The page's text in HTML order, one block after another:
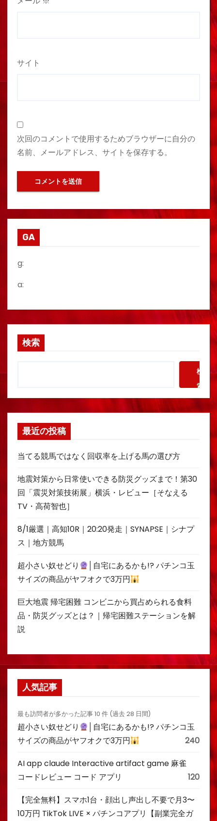
サイト
次回のコメントで使用するためブラウザーに自分の
名前、メールアドレス、サイトを保存する。
GA
g:
a:
検索
検
索
最近の投稿
当てる競馬ではなく回収率を上げる馬の選び方
地震対策から日常使いできる防災グッズまで！第30
回「震災対策技術展」横浜・レビュー［そなえる
TV・高荷智也］
8/1厳選｜高知10R｜20:20発走｜SYNAPSE｜シナプ
ス｜地方競馬
超小さい奴せどり
│自宅にあるかも!? パチンコ玉
サイズの商品がヤフオクで3万円
巨大地震 帰宅困難 コンビニから買占められる食料
品・防災グッズとは？｜帰宅困難ステーションを解
説
人気記事
最も訪問者が多かった記事 10 件 (過去 28 日間)
超小さい奴せどり
│自宅にあるかも!? パチンコ玉
サイズの商品がヤフオクで3万円
240
AI app claude Interactive artifact game 麻雀
コードレビュー コード アプリ
120
【完全無料】スマホ1台・顔出し声出し不要で月3〜
10万円 TikTok LIVE × パチンコアプリ【副業完全ガ